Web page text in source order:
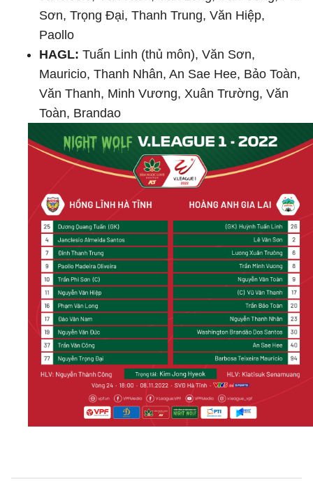
Sơn, Trọng Đại, Thanh Trung, Văn Hiệp,
Paollo
HAGL: Tuấn Linh (thủ môn), Văn Sơn,
Mauricio, Thanh Nhân, An Sae Hee, Bảo Toàn,
Văn Thanh, Minh Vương, Xuân Trường, Văn
Toàn, Brandao